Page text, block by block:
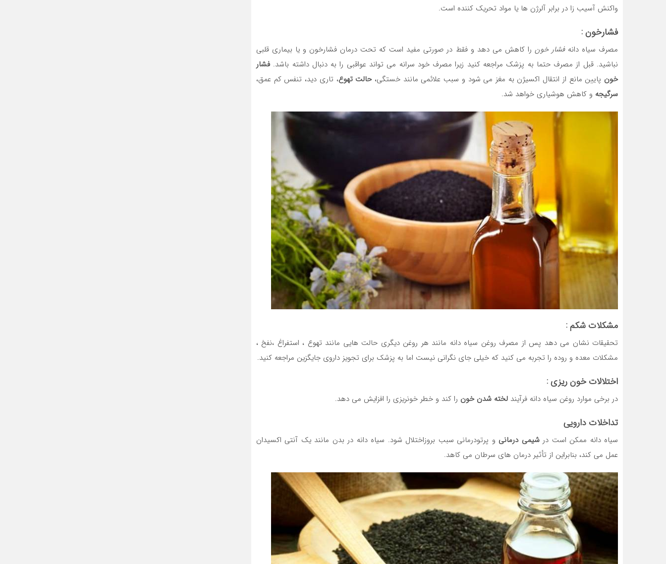
واکنش آسیب زا در برابر آلرژن ها یا مواد تحریک کننده است.
فشارخون :
مصرف سیاه دانهفشار خون را کاهش می دهد و فقط در صورتی مفید است که تحت درمان فشارخون و یا بیماری قلبی
نباشید. قبل از مصرف حتما به پزشک مراجعه کنید زیرا مصرف خود سرانه می تواند عواقبی را به دنبال داشته باشد. فشار
خون پایین مانع از انتقال اکسیژن به مغز می شود و سبب علائمی مانند خستگی،حالت تهوع، تاری دید، تنفس کم عمق،
سرگیجه و کاهش هوشیاری خواهد شد.
مشکلات شکم :
تحقیقات نشان می دهد پس از مصرف روغن سیاه دانه مانند هر روغن دیگری حالت هایی مانند تهوع ، استفراغ ،نفخ ،
مشکلات معده و روده را تجربه می کنید که خیلی جای نگرانی نیست اما به پزشک برای تجویز داروی جایگزین مراجعه کنید.
اختلالات خون ریزی :
در برخی موارد روغن سیاه دانه فرآیند لخته شدن خون را کند و خطر خونریزی را افزایش می دهد.
تداخلات دارویی
سیاه دانه ممکن است درشیمی درمانی و پرتودرمانی سبب بروزاختلال شود. سیاه دانه در بدن مانند یک آنتی اکسیدان
عمل می کند، بنابراین از تأثیر درمان های سرطان می کاهد.